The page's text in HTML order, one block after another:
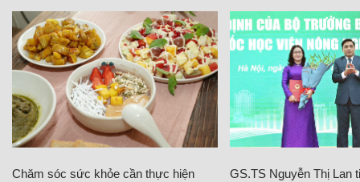
Chăm sóc sức khỏe cần thực hiện
GS.TS Nguyễn Thị Lan